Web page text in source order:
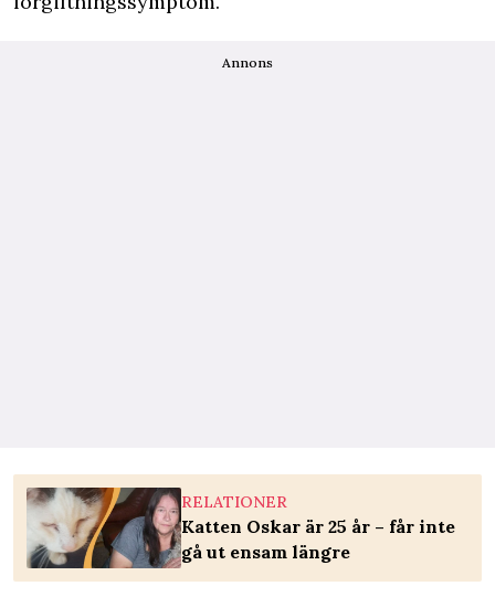
Annons
RELATIONER
Katten Oskar är 25 år – får inte
gå ut ensam längre